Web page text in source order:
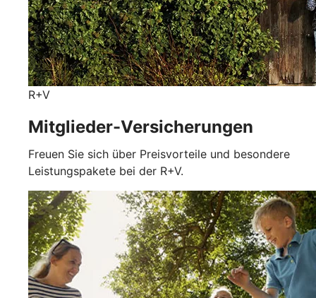
R+V
Mitglieder-Versicherungen
Freuen Sie sich über Preisvorteile und besondere
Leistungspakete bei der R+V.